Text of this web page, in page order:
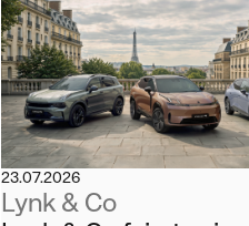
23.07.2026
Lynk & Co